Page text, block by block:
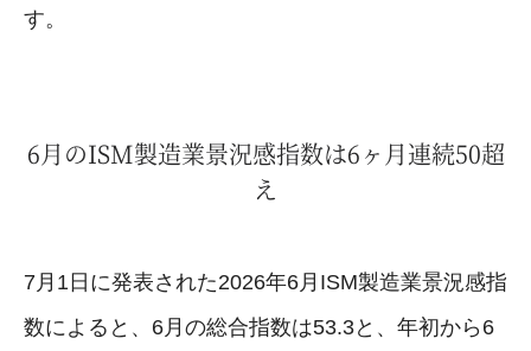
す。
6月のISM製造業景況感指数は6ヶ月連続50超
え
7月1日に発表された2026年6月ISM製造業景況感指
数によると、6月の総合指数は53.3と、年初から6